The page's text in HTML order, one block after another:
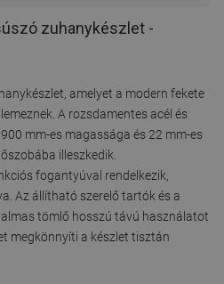
zuhanykészlet -
amelyet a modern fekete
A rozsdamentes acél és
mm-es magassága és 22 mm-es
illeszkedik.
fogantyúval rendelkezik,
Az állítható szerelő tartók és a
tömlő hosszú távú használatot
megkönnyíti a készlet tisztán